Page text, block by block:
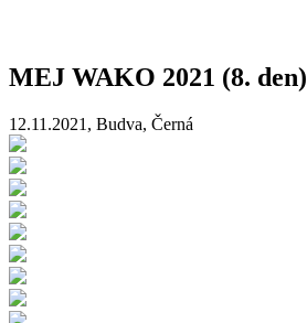
MEJ WAKO 2021 (8. den)
12.11.2021, Budva, Černá